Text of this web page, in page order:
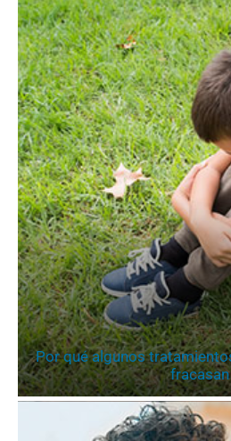
Por qué algunos
fracasan